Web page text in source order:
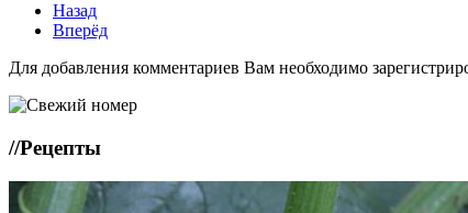
Назад
Вперёд
Для добавления комментариев Вам необходимо
//Рецепты